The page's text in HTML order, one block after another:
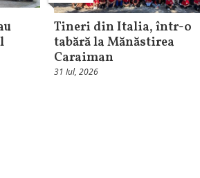
Tineri din Italia, într-o
tabără la Mănăstirea
Caraiman
31 Iul, 2026